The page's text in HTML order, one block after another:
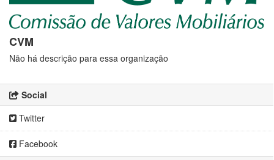
CVM
Não há descrição para essa organização
Social
Twitter
Facebook